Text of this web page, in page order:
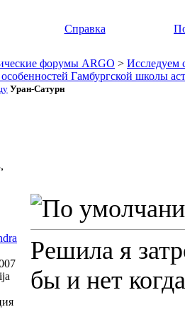
Справка
форумы ARGO > Исследуем
Гамбургской школы
Уран-Сатурн
Решила я
бы и нет